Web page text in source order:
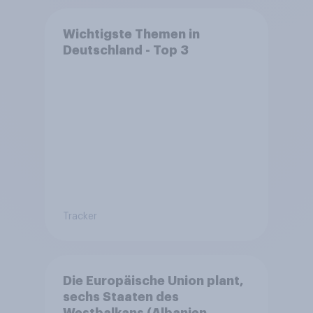
Wichtigste Themen in
Deutschland - Top 3
Tracker
Die Europäische Union plant,
sechs Staaten des